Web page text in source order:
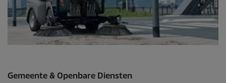
Gemeente & Openbare Diensten